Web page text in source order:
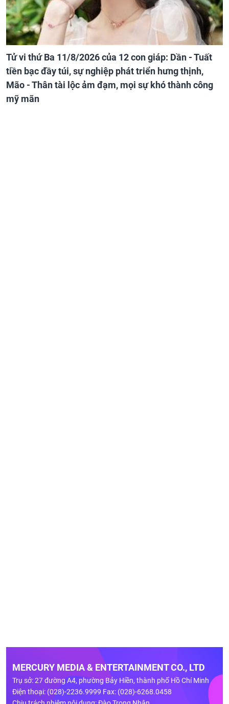
Tử vi thứ Ba 11/8/2026 của 12 con giáp: Dần - Tuất
tiền bạc đầy túi, sự nghiệp phát triển hưng thịnh,
Mão - Thân tài lộc ảm đạm, mọi sự khó thành công
mỹ mãn
MERCURY MEDIA & ENTERTAINMENT CO., LTD
Trụ sở: 27 đường A4, phường Bảy Hiền, thành phố Hồ Chí Minh
Điện thoại: (028)-2236.9999 Fax: (028)-6268.0458